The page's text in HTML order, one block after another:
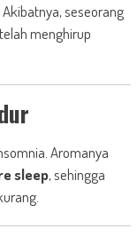
Akibatnya, seseorang
menghirup
Aromanya
sleep, sehingga